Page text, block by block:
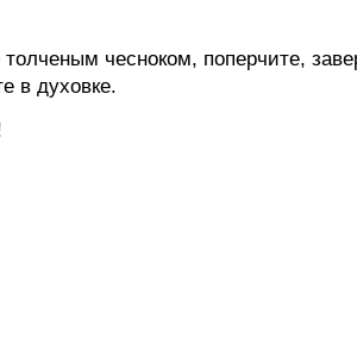
чесноком, поперчите,
в духовке.